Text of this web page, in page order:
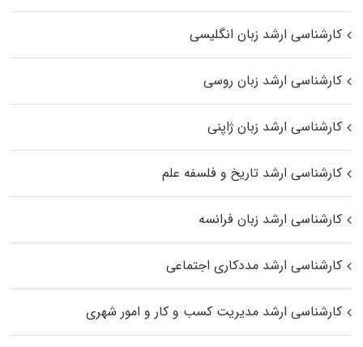
کارشناسی ارشد زبان انگلیسی
کارشناسی ارشد زبان روسی
کارشناسی ارشد زبان ژاپنی
کارشناسی ارشد تاریخ و فلسفه علم
کارشناسی ارشد زبان فرانسه
کارشناسی ارشد مددکاری اجتماعی
کارشناسی ارشد مدیریت کسب و کار و امور شهری